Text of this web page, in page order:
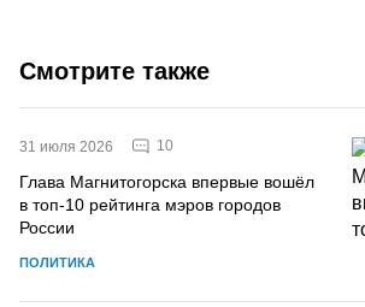
Смотрите также
31 июля 2026 10
Глава Магнитогорска впервые вошёл
в топ-10 рейтинга мэров городов
России
ПОЛИТИКА